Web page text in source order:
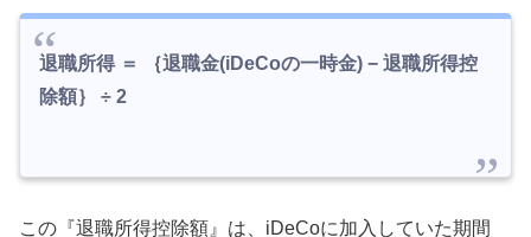
退職所得 ＝ ｛退職金(iDeCoの一時金) − 退職所得控
除額｝ ÷ 2
この『退職所得控除額』は、iDeCoに加入していた期間